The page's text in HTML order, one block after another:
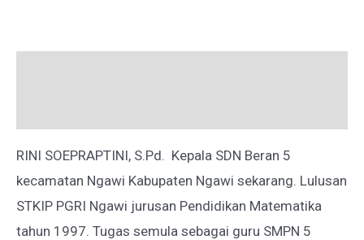
RINI SOEPRAPTINI, S.Pd. Kepala SDN Beran 5
kecamatan Ngawi Kabupaten Ngawi sekarang. Lulusan
STKIP PGRI Ngawi jurusan Pendidikan Matematika
tahun 1997. Tugas semula sebagai guru SMPN 5